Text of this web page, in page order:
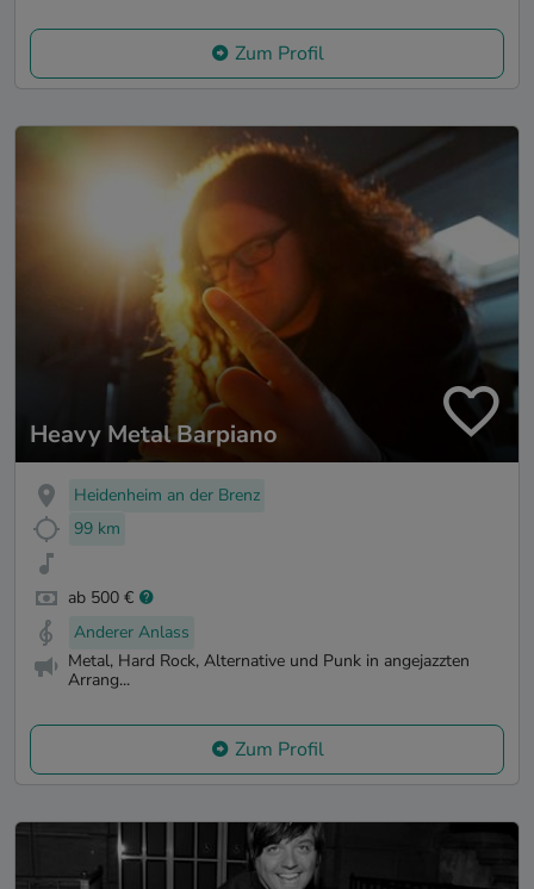
Zum Profil
Heavy Metal Barpiano
Heidenheim an der Brenz
99 km
ab 500 €
Anderer Anlass
Metal, Hard Rock, Alternative und Punk in angejazzten
Arrang...
Zum Profil